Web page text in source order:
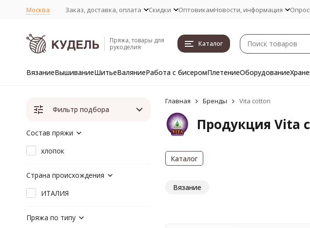
Москва Заказ, доставка, оплата Скидки ОптовикамНовости, информация Опрос
Пряжа, товары для
рукоделия
Каталог
ВязаниеВышиваниеШитьеВаляниеРабота с бисеромПлетениеОборудование
Главная Бренды Vita cotton
Продукция Vita
Каталог
Вязание
Фильтр подбора
Состав пряжи
хлопок
Страна происхождения
ИТАЛИЯ
Пряжа по типу